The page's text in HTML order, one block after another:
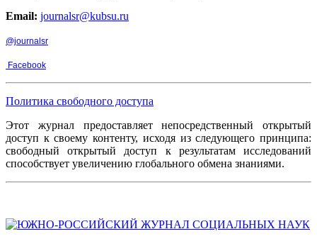
Email: journalsr@kubsu.ru
@journalsr
Facebook
Политика свободного доступа
Этот журнал предоставляет непосредственный открытый
доступ к своему контенту, исходя из следующего принципа:
свободный открытый доступ к результатам исследований
способствует увеличению глобального обмена знаниями.